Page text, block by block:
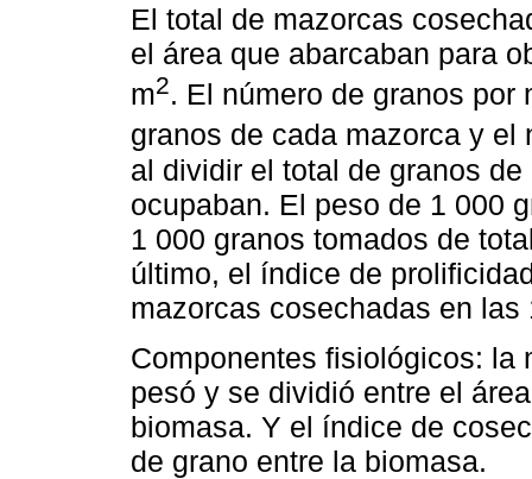
El total de mazorcas
el área que abarcaban para
m2. El número de granos
granos de cada mazorca y el
al dividir el total de granos
ocupaban. El peso de 1 000
1 000 granos tomados de
último, el índice de
mazorcas cosechadas en las
Componentes fisiológicos: la
pesó y se dividió entre el
biomasa. Y el índice de
de grano entre la biomasa.